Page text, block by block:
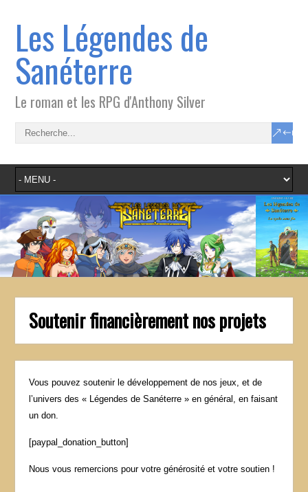
Les Légendes de
Sanéterre
Le roman et les RPG d'Anthony Silver
Soutenir financièrement nos projets
Vous pouvez soutenir le développement de nos jeux, et de
l’univers des « Légendes de Sanéterre » en général, en faisant
un don.
[paypal_donation_button]
Nous vous remercions pour votre générosité et votre soutien !